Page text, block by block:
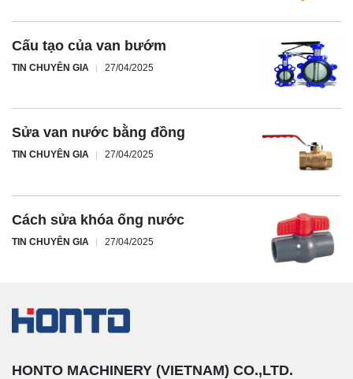
Cấu tạo của van bướm
TIN CHUYÊN GIA 27/04/2025
Sửa van nước bằng đồng
TIN CHUYÊN GIA 27/04/2025
Cách sửa khóa ống nước
TIN CHUYÊN GIA 27/04/2025
HONTO MACHINERY (VIETNAM) CO.,LTD.